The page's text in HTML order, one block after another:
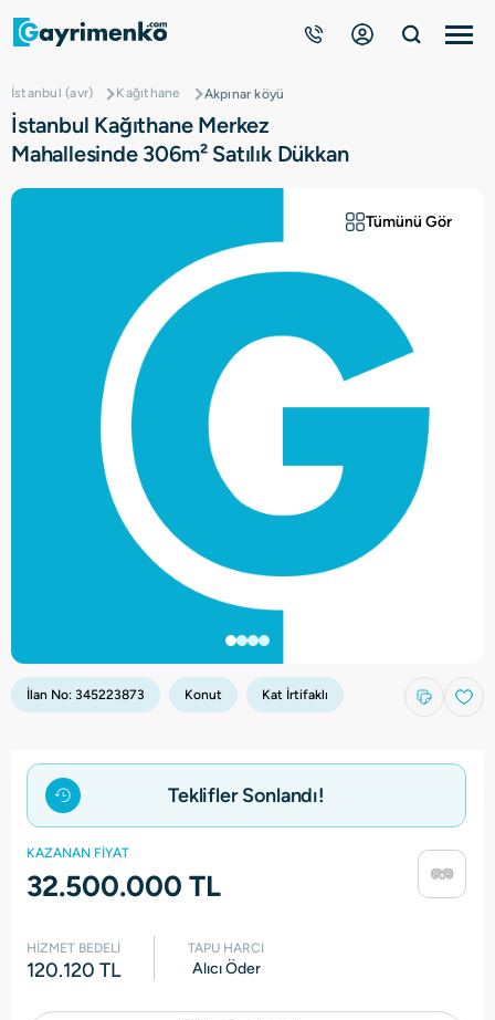
Gayrimenkuller
İstanbul (avr) Kağıthane Akpınar köyü
İstanbul Kağıthane Merkez
Mahallesinde 306m² Satılık Dükkan
Tümünü Gör
İlan No: 345223873 Konut Kat İrtifaklı
Teklifler Sonlandı!
KAZANAN FİYAT
32.500.000 TL
HİZMET BEDELİ
120.120 TL
TAPU HARCI
Alıcı Öder